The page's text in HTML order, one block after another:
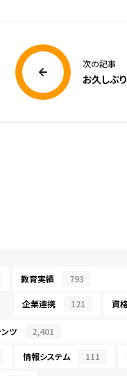
次の記事
お久しぶ
教育実績 793
企業連携 121 資
ツ 2,401
情報システム 111